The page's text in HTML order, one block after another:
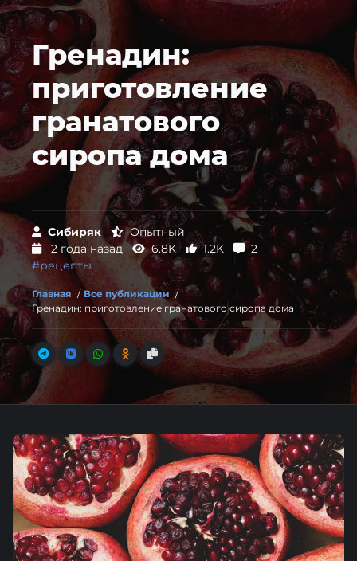
Гренадин:
приготовление
гранатового
сиропа дома
Сибиряк
Опытный
2 года назад
6.8K 1.2K
2
#рецепты
Главная / Все публикации /
Гренадин: приготовление гранатового сиропа дома